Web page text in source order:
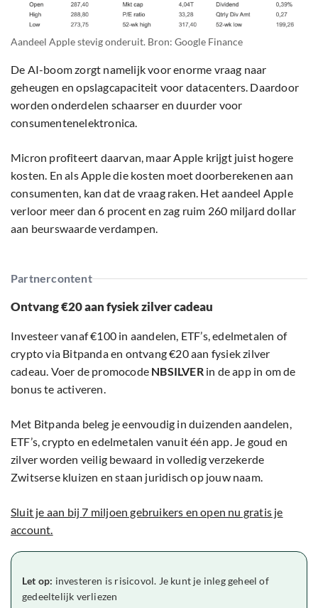
Aandeel Apple stevig onderuit. Bron: Google Finance
De AI-boom zorgt namelijk voor enorme vraag naar
geheugen en opslagcapaciteit voor datacenters. Daardoor
worden onderdelen schaarser en duurder voor
consumentenelektronica.
Micron profiteert daarvan, maar Apple krijgt juist hogere
kosten. En als Apple die kosten moet doorberekenen aan
consumenten, kan dat de vraag raken. Het aandeel Apple
verloor meer dan 6 procent en zag ruim 260 miljard dollar
aan beurswaarde verdampen.
Partnercontent
Ontvang €20 aan fysiek zilver cadeau
Investeer vanaf €100 in aandelen, ETF’s, edelmetalen of
crypto via Bitpanda en ontvang €20 aan fysiek zilver
cadeau. Voer de promocode NBSILVERin de app in om de
bonus te activeren.
Met Bitpanda beleg je eenvoudig in duizenden aandelen,
ETF’s, crypto en edelmetalen vanuit één app. Je goud en
zilver worden veilig bewaard in volledig verzekerde
Zwitserse kluizen en staan juridisch op jouw naam.
Sluit je aan bij 7 miljoen gebruikers en open nu gratis je
account.
Let op: investeren is risicovol. Je kunt je inleg geheel of
gedeeltelijk verliezen